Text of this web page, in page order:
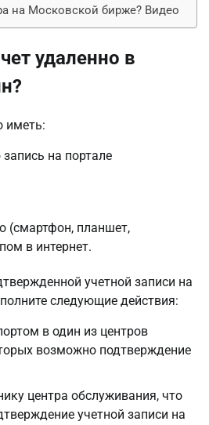
на Московской бирже? Видео
удаленно в
иметь:
на портале
(смартфон, планшет,
в интернет.
учетной записи на
следующие действия:
в один из центров
возможно подтверждение
центра обслуживания, что
учетной записи на